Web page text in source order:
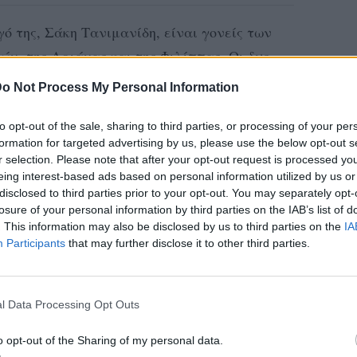
Not Process My Personal Information
opt-out of the sale, sharing to third parties, or processing of your
for targeted advertising by us, please use the below opt-out
selection. Please note that after your opt-out request is processed
interest-based ads based on personal information utilized by us
to third parties prior to your opt-out. You may separately
of your personal information by third parties on the IAB’s list of
This information may also be disclosed by us to third parties on the
Participants that may further disclose it to other third parties.
Data Processing Opt Outs
opt-out of the Sharing of my personal data.
της, Σάκη Τανιμανίδη, είναι γονείς των
της Αριάνας και της Φιλίππας. Οι δυο
τους, τις πιο τρυφερές στιγμές μαζί
το κοινό τους.
και επιχειρηματίας. Είναι μία γυναίκα
να φέρνει την τέλεια ισορροπία τόσο
στην επαγγελματική της. Επιπλέον, είναι
να περιποιείται τον εαυτό της και είναι
Σπάνια θα δεις την Χριστίνα με έντονο
απαλές υφές οι οποίες αναδεικνύουν